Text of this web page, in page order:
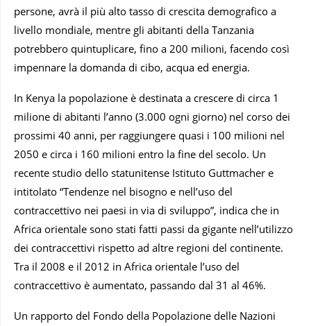
persone, avrà il più alto tasso di crescita demografico a
livello mondiale, mentre gli abitanti della Tanzania
potrebbero quintuplicare, fino a 200 milioni, facendo così
impennare la domanda di cibo, acqua ed energia.
In Kenya la popolazione è destinata a crescere di circa 1
milione di abitanti l’anno (3.000 ogni giorno) nel corso dei
prossimi 40 anni, per raggiungere quasi i 100 milioni nel
2050 e circa i 160 milioni entro la fine del secolo. Un
recente studio dello statunitense Istituto Guttmacher e
intitolato “Tendenze nel bisogno e nell’uso del
contraccettivo nei paesi in via di sviluppo”, indica che in
Africa orientale sono stati fatti passi da gigante nell’utilizzo
dei contraccettivi rispetto ad altre regioni del continente.
Tra il 2008 e il 2012 in Africa orientale l’uso del
contraccettivo è aumentato, passando dal 31 al 46%.
Un rapporto del Fondo della Popolazione delle Nazioni